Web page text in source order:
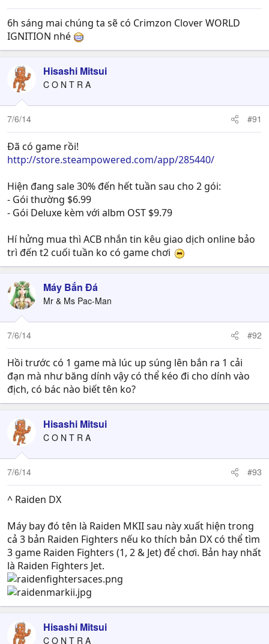
6h sáng mai chúng ta sẽ có Crimzon Clover WORLD
IGNITION nhé
Hisashi Mitsui
C O N T R A
7/6/14 #91
Đã có game rồi!
http://store.steampowered.com/app/285440/
Hiện đang sale 30% đến hết tuần sau cho 2 gói:
- Gói thường $6.99
- Gói Deluxe kèm với albm OST $9.79
Hí hửng mua thì ACB nhắn tin kêu giao dịch online bảo
trì đến t2 cuối tuần ko có game chơi
Máy Bắn Đá
Mr & Ms Pac-Man
7/6/14 #92
Hồi trước có 1 game mà lúc up súng lên bắn ra 1 cải
đạn mà như băng dính vậy có thể kéo đi cho dính vào
địch, có bác nào biết tên ko?
Hisashi Mitsui
C O N T R A
7/6/14 #93
^ Raiden DX
Máy bay đó tên là Raiden MKII sau này xuất hiện trong
cả 3 bản Raiden Fighters nếu ko thích bản DX có thể tìm
3 game Raiden Fighters (1, 2 & Jet) để chơi. Bản hay nhất
là Raiden Fighters Jet.
Hisashi Mitsui
C O N T R A